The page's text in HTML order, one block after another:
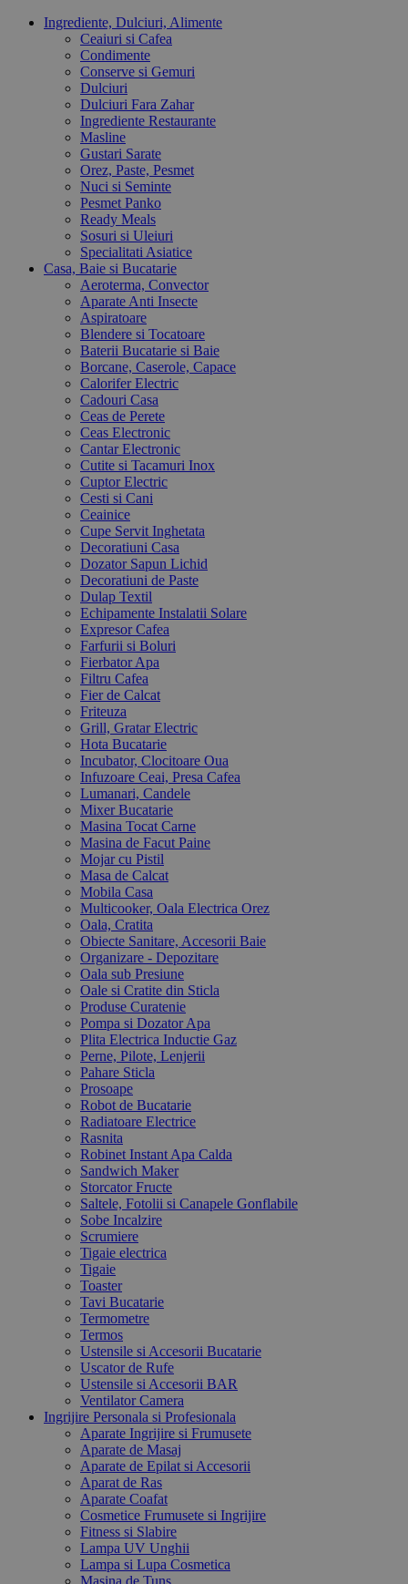
Ingrediente, Dulciuri, Alimente
Ceaiuri si Cafea
Condimente
Conserve si Gemuri
Dulciuri
Dulciuri Fara Zahar
Ingrediente Restaurante
Masline
Gustari Sarate
Orez, Paste, Pesmet
Nuci si Seminte
Pesmet Panko
Ready Meals
Sosuri si Uleiuri
Specialitati Asiatice
Casa, Baie si Bucatarie
Aeroterma, Convector
Aparate Anti Insecte
Aspiratoare
Blendere si Tocatoare
Baterii Bucatarie si Baie
Borcane, Caserole, Capace
Calorifer Electric
Cadouri Casa
Ceas de Perete
Ceas Electronic
Cantar Electronic
Cutite si Tacamuri Inox
Cuptor Electric
Cesti si Cani
Ceainice
Cupe Servit Inghetata
Decoratiuni Casa
Dozator Sapun Lichid
Decoratiuni de Paste
Dulap Textil
Echipamente Instalatii Solare
Expresor Cafea
Farfurii si Boluri
Fierbator Apa
Filtru Cafea
Fier de Calcat
Friteuza
Grill, Gratar Electric
Hota Bucatarie
Incubator, Clocitoare Oua
Infuzoare Ceai, Presa Cafea
Lumanari, Candele
Mixer Bucatarie
Masina Tocat Carne
Masina de Facut Paine
Mojar cu Pistil
Masa de Calcat
Mobila Casa
Multicooker, Oala Electrica Orez
Oala, Cratita
Obiecte Sanitare, Accesorii Baie
Organizare - Depozitare
Oala sub Presiune
Oale si Cratite din Sticla
Produse Curatenie
Pompa si Dozator Apa
Plita Electrica Inductie Gaz
Perne, Pilote, Lenjerii
Pahare Sticla
Prosoape
Robot de Bucatarie
Radiatoare Electrice
Rasnita
Robinet Instant Apa Calda
Sandwich Maker
Storcator Fructe
Saltele, Fotolii si Canapele Gonflabile
Sobe Incalzire
Scrumiere
Tigaie electrica
Tigaie
Toaster
Tavi Bucatarie
Termometre
Termos
Ustensile si Accesorii Bucatarie
Uscator de Rufe
Ustensile si Accesorii BAR
Ventilator Camera
Ingrijire Personala si Profesionala
Aparate Ingrijire si Frumusete
Aparate de Masaj
Aparate de Epilat si Accesorii
Aparat de Ras
Aparate Coafat
Cosmetice Frumusete si Ingrijire
Fitness si Slabire
Lampa UV Unghii
Lampa si Lupa Cosmetica
Masina de Tuns